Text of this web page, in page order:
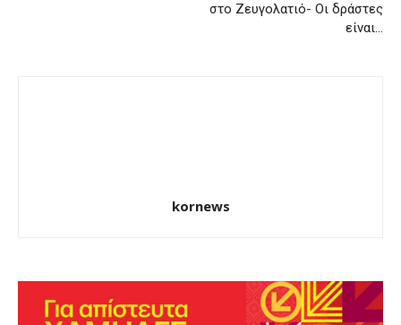
στο Ζευγολατιό- Οι δράστες
είναι…
kornews